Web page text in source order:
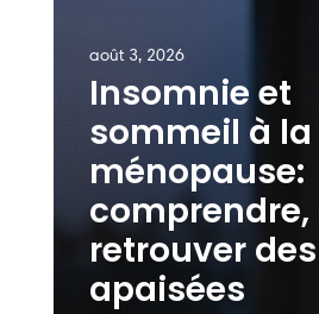
août 3, 2026
Insomnie et
sommeil à la
ménopause:
comprendre,
retrouver
apaisées